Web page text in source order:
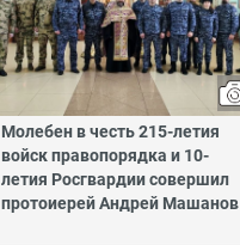
Молебен в честь 215-летия
войск правопорядка и 10-
летия Росгвардии совершил
протоиерей Андрей Машанов